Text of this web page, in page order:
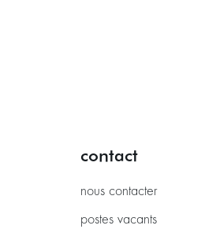
contact
nous contacter
postes vacants